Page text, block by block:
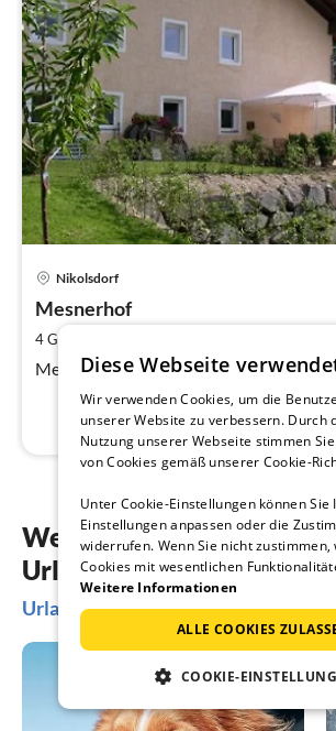
Nikolsdorf
Mesnerhof
4 Gäste
Mesnerhof Nikolsdorf/Osttirol
Weitere Inspiration für
Urlaubsplanung
Urlaubsideen in Sillian
Diese Webseite
Wir verwenden Cookies, um die
unserer Website zu verbessern. Durch
Nutzung unserer Webseite stimmen
von Cookies gemäß unserer Cookie-
Unter Cookie-Einstellungen können Sie
Einstellungen anpassen oder die
widerrufen. Wenn Sie nicht zustimmen,
Cookies mit wesentlichen
Weitere Informationen
ALLE COOKIES
COOKIE-